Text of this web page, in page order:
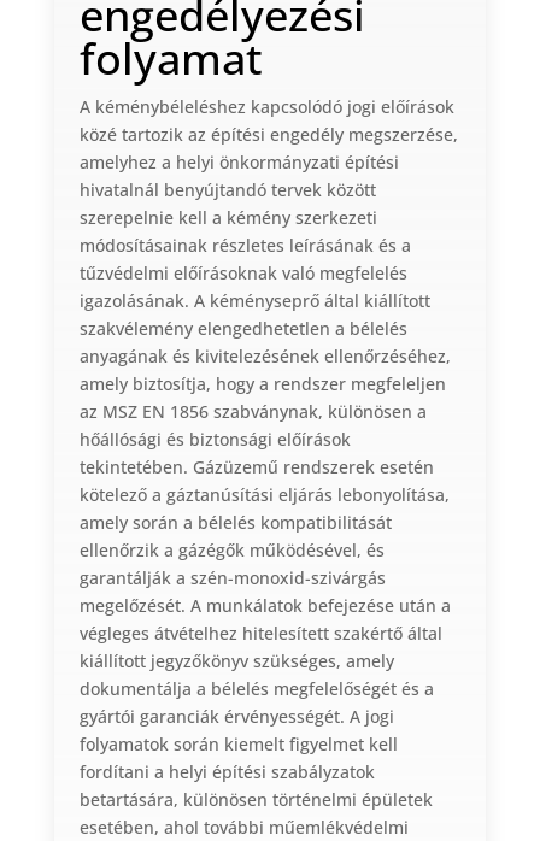
engedélyezési
folyamat
A kéménybéleléshez kapcsolódó jogi előírások
közé tartozik az építési engedély megszerzése,
amelyhez a helyi önkormányzati építési
hivatalnál benyújtandó tervek között
szerepelnie kell a kémény szerkezeti
módosításainak részletes leírásának és a
tűzvédelmi előírásoknak való megfelelés
igazolásának. A kéményseprő által kiállított
szakvélemény elengedhetetlen a bélelés
anyagának és kivitelezésének ellenőrzéséhez,
amely biztosítja, hogy a rendszer megfeleljen
az MSZ EN 1856 szabványnak, különösen a
hőállósági és biztonsági előírások
tekintetében. Gázüzemű rendszerek esetén
kötelező a gáztanúsítási eljárás lebonyolítása,
amely során a bélelés kompatibilitását
ellenőrzik a gázégők működésével, és
garantálják a szén-monoxid-szivárgás
megelőzését. A munkálatok befejezése után a
végleges átvételhez hitelesített szakértő által
kiállított jegyzőkönyv szükséges, amely
dokumentálja a bélelés megfelelőségét és a
gyártói garanciák érvényességét. A jogi
folyamatok során kiemelt figyelmet kell
fordítani a helyi építési szabályzatok
betartására, különösen történelmi épületek
esetében, ahol további műemlékvédelmi